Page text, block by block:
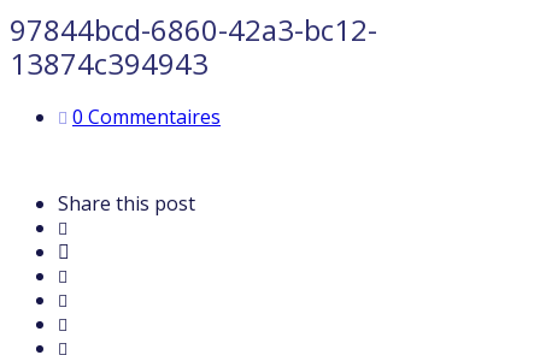
97844bcd-6860-42a3-bc12-
13874c394943
0 Commentaires
Share this post